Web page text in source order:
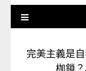
完美主義是
枷鎖